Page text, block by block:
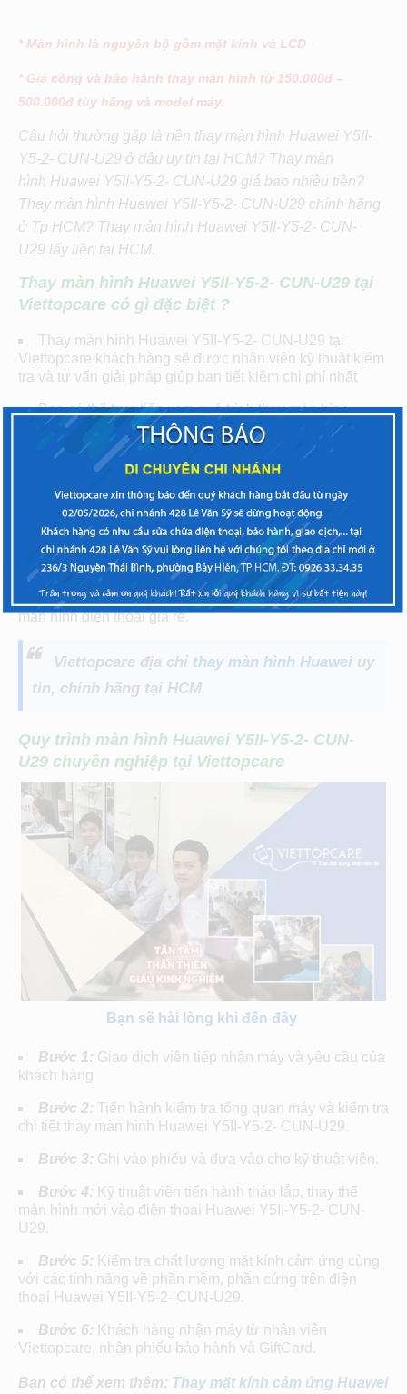
* Màn hình là nguyên bộ gồm mặt kính và LCD
* Giá công và bảo hành thay màn hình từ 150.000đ –
500.000đ tùy hãng và model máy.
Câu hỏi thường gặp là nên thay màn hình Huawei Y5II-
Y5-2- CUN-U29 ở đâu uy tín tại HCM? Thay màn
hình Huawei Y5II-Y5-2- CUN-U29 giá bao nhiêu tiền?
Thay màn hình Huawei Y5II-Y5-2- CUN-U29 chính hãng
ở Tp HCM? Thay màn hình Huawei Y5II-Y5-2- CUN-
U29 lấy liền tại HCM.
Thay màn hình Huawei Y5II-Y5-2- CUN-U29 tại
Viettopcare có gì đặc biệt ?
Thay màn hình Huawei Y5II-Y5-2- CUN-U29 tại
Viettopcare khách hàng sẽ được nhân viên kỹ thuật kiểm
tra và tư vấn giải pháp giúp bạn tiết kiệm chi phí nhất
Bạn có thể trực tiếp xem quá trình thay màn hình
Huawei Y5II-Y5-2- CUN-U29.
Thay màn hình Huawei Y5II-Y5-2- CUN-U29 chỉ trong
khoảng 1- 2 tiếng, cam kết không giữ máy với những
trường hợp máy bị nhẹ.
Đội ngũ kỹ thuật viên tay nghề cao, sử dụng công
nghệ thay màn hình hiện đại với nhiều loại máy chuyên
dụng giúp màn hình cảm ứng hoạt động tốt nhất.
Cam kết về chất lượng sản phẩm, với giá cả tốt nhất,
màn hình điện thoại giá rẻ.
Viettopcare địa chỉ thay màn hình Huawei uy
tín, chính hãng tại HCM
Quy trình màn hình Huawei Y5II-Y5-2- CUN-
U29 chuyên nghiệp tại Viettopcare
Bạn sẽ hài lòng khi đến đây
Bước 1: Giao dịch viên tiếp nhận máy và yêu cầu của
khách hàng
Bước 2: Tiến hành kiểm tra tổng quan máy và kiểm tra
chi tiết thay màn hình Huawei Y5II-Y5-2- CUN-U29.
Bước 3: Ghi vào phiếu và đưa vào cho kỹ thuật viên.
Bước 4: Kỹ thuật viên tiến hành tháo lắp, thay thế
màn hình mới vào điện thoại Huawei Y5II-Y5-2- CUN-
U29.
Bước 5: Kiểm tra chất lượng mặt kính cảm ứng cùng
với các tính năng về phần mềm, phần cứng trên điện
thoại Huawei Y5II-Y5-2- CUN-U29.
Bước 6: Khách hàng nhận máy từ nhân viên
Viettopcare, nhận phiếu bảo hành và GiftCard.
Bạn có thể xem thêm: Thay mặt kính cảm ứng Huawei